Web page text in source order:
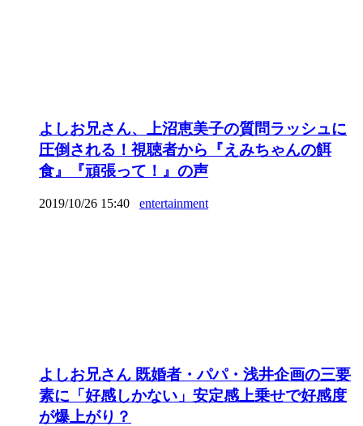
よしお兄さん、上沼恵美子の質問ラッシュに
圧倒される！視聴者から『えみちゃんの餌
食』『頑張って！』の声
2019/10/26 15:40 entertainment
よしお兄さん 既婚者・パパ・浅井企画の三要
素に「好感しかない」安定感上乗せで好感度
が爆上がり？